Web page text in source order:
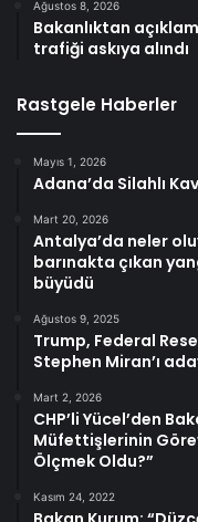
Ağustos 8, 2026
Bakanlıktan
trafiği askıya alındı
Rastgele Haberler
Mayıs 1, 2026
Adana’da Silahlı
Mart 20, 2026
Antalya’da neler
barınakta çıkan
büyüdü
Ağustos 9, 2025
Trump, Federal
Stephen Miran’ı
Mart 2, 2026
CHP’li Yücel’den
Müfettişlerinin
Ölçmek Oldu?”
Kasım 24, 2022